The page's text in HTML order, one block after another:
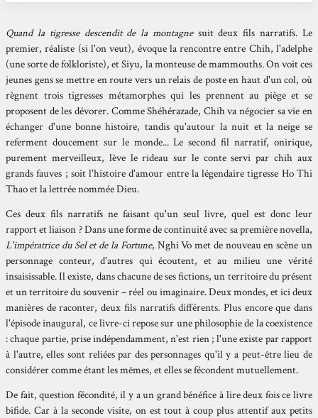
Quand la tigresse descendit de la montagnesuit deux fils narratifs. Le
premier, réaliste (si l'on veut), évoque la rencontre entre Chih, l'adelphe
(une sorte de folkloriste), et Siyu, la monteuse de mammouths. On voit ces
jeunes gens se mettre en route vers un relais de poste en haut d'un col, où
règnent trois tigresses métamorphes qui les prennent au piège et se
proposent de les dévorer. Comme Shéhérazade, Chih va négocier sa vie en
échanger d'une bonne histoire, tandis qu'autour la nuit et la neige se
referment doucement sur le monde... Le second fil narratif, onirique,
purement merveilleux, lève le rideau sur le conte servi par chih aux
grands fauves ; soit l'histoire d'amour entre la légendaire tigresse Ho Thi
Thao et la lettrée nommée Dieu.
Ces deux fils narratifs ne faisant qu'un seul livre, quel est donc leur
rapport et liaison ? Dans une forme de continuité avec sa première novella,
L'impératrice du Sel et de la Fortune, Nghi Vo met de nouveau en scène un
personnage conteur, d'autres qui écoutent, et au milieu une vérité
insaisissable. Il existe, dans chacune de ses fictions, un territoire du présent
et un territoire du souvenir – réel ou imaginaire. Deux mondes, et ici deux
manières de raconter, deux fils narratifs différents. Plus encore que dans
l'épisode inaugural, ce livre-ci repose sur une philosophie de la coexistence
: chaque partie, prise indépendamment, n'est rien ; l'une existe par rapport
à l'autre, elles sont reliées par des personnages qu'il y a peut-être lieu de
considérer comme étant les mêmes, et elles se fécondent mutuellement.
De fait, question fécondité, il y a un grand bénéfice à lire deux fois ce livre
bifide. Car à la seconde visite, on est tout à coup plus attentif aux petits